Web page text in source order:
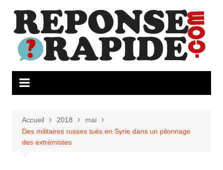
contenu
Accueil 2018
mai
Des militaires russes tués en Syrie dans un pilonnage
des extrémistes